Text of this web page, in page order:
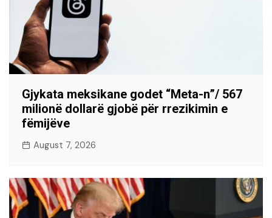
Gjykata meksikane godet “Meta-n”/ 567
milionë dollarë gjobë për rrezikimin e
fëmijëve
August 7, 2026